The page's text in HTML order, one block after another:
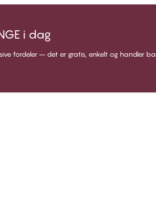
i dag
fordeler – det er gratis, enkelt og handler